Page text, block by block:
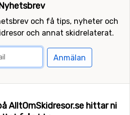
och få tips, nyheter och
och annat skidrelaterat.
Anmälan
AlltOmSkidresor.se hittar ni